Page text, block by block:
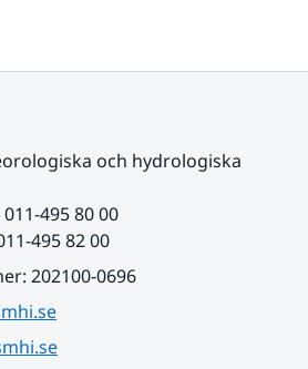
och hydrologiska
495 80 00
495 82 00
202100-0696